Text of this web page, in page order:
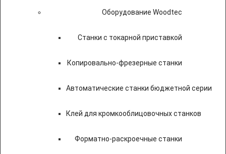
Оборудование Woodtec
Станки с токарной приставкой
Копировально-фрезерные станки
Автоматические станки бюджетной серии
Клей для кромкооблицовочных станков
Форматно-раскроечные станки